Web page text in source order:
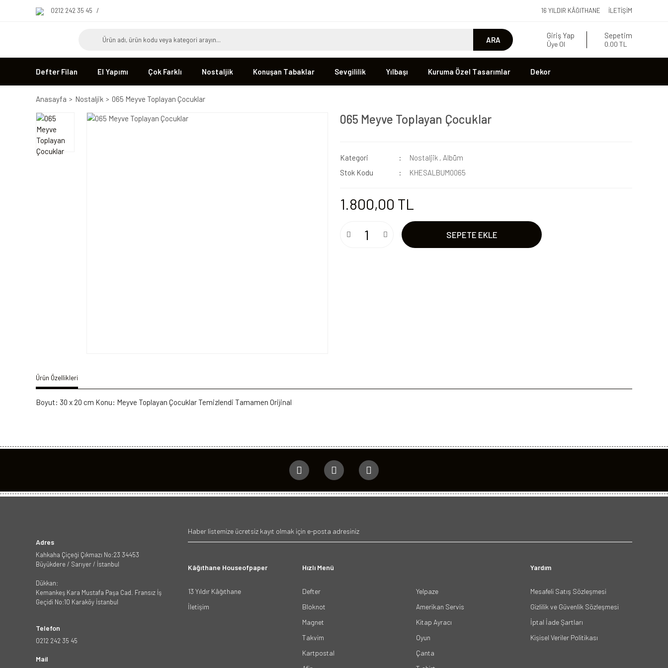
0212 242 35 45 / 16 YILDIR KÂĞITHANE İLETIŞIM
ARA Giriş Yap
Üye Ol
Sepetim
0.00 TL
Defter Filan El Yapımı Çok Farklı Nostaljik Konuşan Tabaklar Sevgililik Yılbaşı Kuruma Özel Tasarımlar Dekor
Anasayfa Nostaljik 065 Meyve Toplayan Çocuklar
065 Meyve Toplayan Çocuklar
Kategori Nostaljik , Albüm
Stok Kodu
KHESALBUM0065
1.800,00 TL
SEPETE EKLE
Ürün Özellikleri
Boyut: 30 x 20 cm Konu: Meyve Toplayan Çocuklar Temizlendi Tamamen Orijinal
Adres
Kahkaha Çiçeği Çıkmazı No:23 34453
Büyükdere / Sarıyer / İstanbul
Dükkan:
Kemankeş Kara Mustafa Paşa Cad. Fransız İş
Geçidi No:10 Karaköy İstanbul
Telefon
0212 242 35 45
Mail
Kâğıthane Houseofpaper
13 Yıldır Kâğıthane
İletişim
Hızlı Menü
Defter
Bloknot
Magnet
Takvim
Kartpostal
Yelpaze
Amerikan Servis
Kitap Ayracı
Oyun
Çanta
Yardım
Mesafeli Satış Sözleşmesi
Gizlilik ve Güvenlik Sözleşmesi
İptal İade Şartları
Kişisel Veriler Politikası